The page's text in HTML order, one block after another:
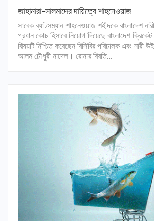
জাহানারা-সালমাদের দায়িত্বে শাহনেওয়াজ
সাবেক ব্যাটসম্যান শাহনেওয়াজ শহীদকে বাংলাদেশ
প্রধান কোচ হিসাবে নিয়োগ দিয়েছে বাংলাদেশ ক্রিকেট
বিষয়টি নিশ্চিত করেছেন বিসিবির পরিচালক এবং
আলম চৌধুরী নাদেল। রোনার বিরতি…